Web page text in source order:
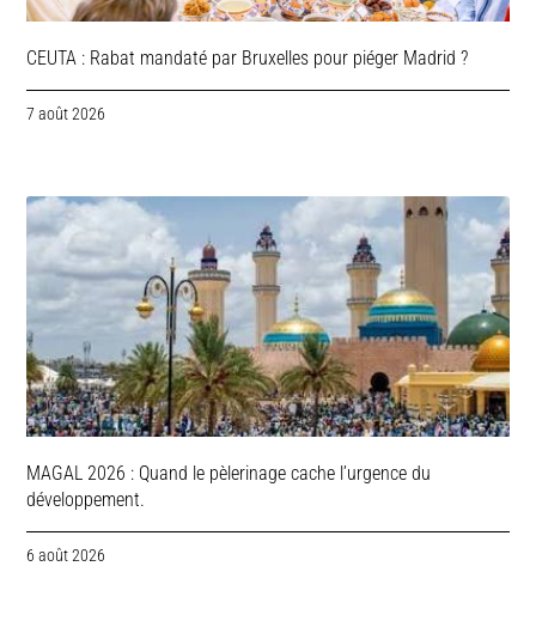
CEUTA : Rabat mandaté par Bruxelles pour piéger Madrid ?
7 août 2026
MAGAL 2026 : Quand le pèlerinage cache l’urgence du
développement.
6 août 2026